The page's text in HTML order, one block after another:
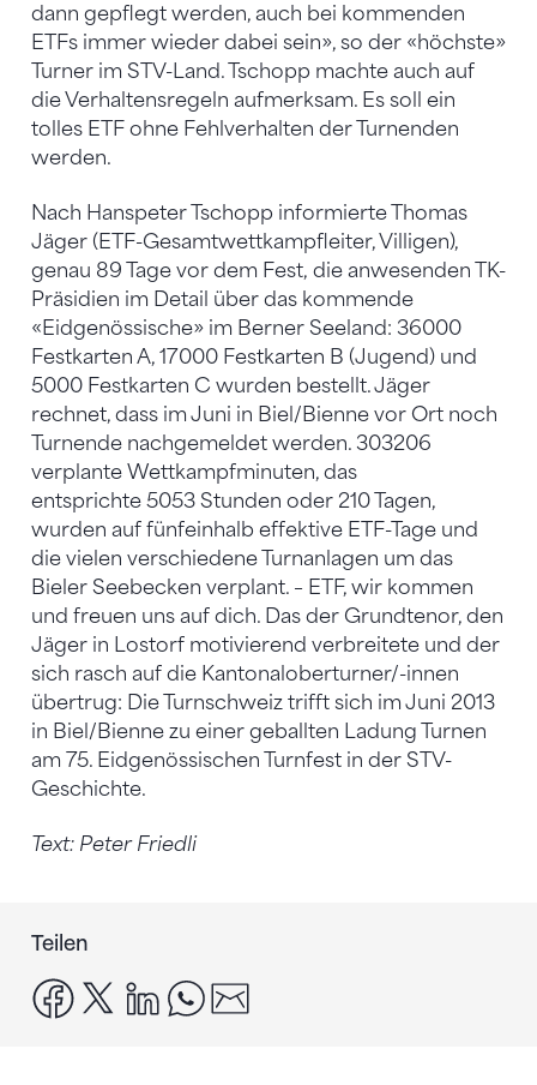
dann gepflegt werden, auch bei kommenden
ETFs immer wieder dabei sein», so der «höchste»
Turner im STV-Land. Tschopp machte auch auf
die Verhaltensregeln aufmerksam. Es soll ein
tolles ETF ohne Fehlverhalten der Turnenden
werden.
Nach Hanspeter Tschopp informierte Thomas
Jäger (ETF-Gesamtwettkampfleiter, Villigen),
genau 89 Tage vor dem Fest, die anwesenden TK-
Präsidien im Detail über das kommende
«Eidgenössische» im Berner Seeland: 36000
Festkarten A, 17000 Festkarten B (Jugend) und
5000 Festkarten C wurden bestellt. Jäger
rechnet, dass im Juni in Biel/Bienne vor Ort noch
Turnende nachgemeldet werden. 303206
verplante Wettkampfminuten, das
entsprichte 5053 Stunden oder 210 Tagen,
wurden auf fünfeinhalb effektive ETF-Tage und
die vielen verschiedene Turnanlagen um das
Bieler Seebecken verplant. – ETF, wir kommen
und freuen uns auf dich. Das der Grundtenor, den
Jäger in Lostorf motivierend verbreitete und der
sich rasch auf die Kantonaloberturner/-innen
übertrug: Die Turnschweiz trifft sich im Juni 2013
in Biel/Bienne zu einer geballten Ladung Turnen
am 75. Eidgenössischen Turnfest in der STV-
Geschichte.
Text: Peter Friedli
Teilen
facebook
x linkedinwhatsapp